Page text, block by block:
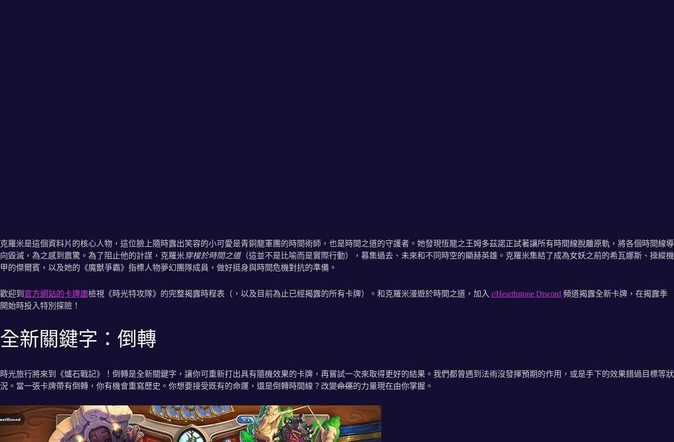
克羅米是這個資料片的核心人物，這位臉上隨時露出笑容的小可愛是青銅龍軍團的時間術師，也是時間之道的守護者。她發現恆龍之王姆多茲諾正試著讓所有時間線脫離原軌，將各個時間線導
向毀滅，為之感到震驚。為了阻止他的計謀，克羅米 穿梭於時間之道（這並不是比喻而是實際行動），募集過去、未來和不同時空的顯赫英雄。克羅米集結了成為女妖之前的希瓦娜斯、操縱機
甲的傑爾賓，以及她的《魔獸爭霸》指標人物夢幻團隊成員，做好挺身與時間危機對抗的準備。
歡迎到 官方網站的卡牌庫檢視《時光特攻隊》的完整揭露時程表（，以及目前為止已經揭露的所有卡牌）。和克羅米漫遊於時間之道，加入 r/Hearthstone Discord 頻道揭露全新卡牌，在揭露季
開始時投入特別探險！
全新關鍵字：倒轉
時光旅行將來到《爐石戰記》！倒轉是全新關鍵字，讓你可重新打出具有隨機效果的卡牌，再嘗試一次來取得更好的結果。我們都曾遇到法術沒發揮預期的作用，或是手下的效果錯過目標等狀
況。當一張卡牌帶有倒轉，你有機會重寫歷史。你想要接受既有的命運，還是倒轉時間線？改變命運的力量現在由你掌握。